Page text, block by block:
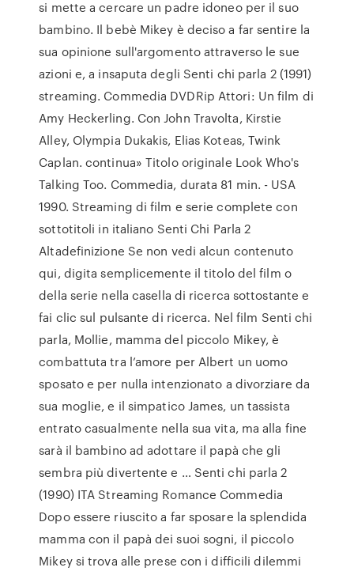
si mette a cercare un padre idoneo per il suo
bambino. Il bebè Mikey è deciso a far sentire la
sua opinione sull'argomento attraverso le sue
azioni e, a insaputa degli Senti chi parla 2 (1991)
streaming. Commedia DVDRip Attori: Un film di
Amy Heckerling. Con John Travolta, Kirstie
Alley, Olympia Dukakis, Elias Koteas, Twink
Caplan. continua» Titolo originale Look Who's
Talking Too. Commedia, durata 81 min. - USA
1990. Streaming di film e serie complete con
sottotitoli in italiano Senti Chi Parla 2
Altadefinizione Se non vedi alcun contenuto
qui, digita semplicemente il titolo del film o
della serie nella casella di ricerca sottostante e
fai clic sul pulsante di ricerca. Nel film Senti chi
parla, Mollie, mamma del piccolo Mikey, è
combattuta tra l’amore per Albert un uomo
sposato e per nulla intenzionato a divorziare da
sua moglie, e il simpatico James, un tassista
entrato casualmente nella sua vita, ma alla fine
sarà il bambino ad adottare il papà che gli
sembra più divertente e … Senti chi parla 2
(1990) ITA Streaming Romance Commedia
Dopo essere riuscito a far sposare la splendida
mamma con il papà dei suoi sogni, il piccolo
Mikey si trova alle prese con i difficili dilemmi